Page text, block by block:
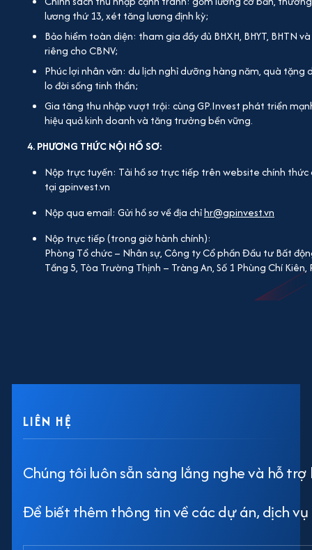
lương thứ 13, xét tăng lương định kỳ;
Bảo hiểm toàn diện: tham gia đầy đủ BHXH, BHYT, BHTN
riêng cho CBNV;
Phúc lợi nhân văn: du lịch nghỉ dưỡng hàng năm, quà tặng
lo đời sống tinh thần;
Gia tăng thu nhập vượt trội: cùng GP.Invest phát triển
hiệu quả kinh doanh và tăng trưởng bền vững.
4. PHƯƠNG THỨC NỘI HỒ SƠ:
Nộp trực tuyến: Tải hồ sơ trực tiếp trên website chính
tại gpinvest.vn
Nộp qua email: Gửi hồ sơ về địa chỉhr@gpinvest.vn
Nộp trực tiếp (trong giờ hành chính):
Phòng Tổ chức – Nhân sự, Công ty Cổ phần Đầu tư Bất
Tầng 5, Tòa Trường Thịnh – Tràng An, Số 1 Phùng Chí
LIÊN HỆ
Chúng tôi luôn sẵn sàng lắng nghe và hỗ trợ
Để biết thêm thông tin về các dự án, dịch vụ